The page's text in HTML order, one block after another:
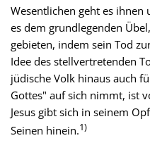
Wesentlichen geht es
es dem grundlegenden
gebieten, indem sein Tod
Idee des stellvertretenden
jüdische Volk hinaus auch
Gottes" auf sich nimmt, ist
Jesus gibt sich in seinem
Seinen hinein.1)